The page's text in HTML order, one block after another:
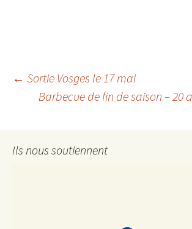
Navigation
articles
← Sortie Vosges le 17 mai
Barbecue de fin de saison – 20
Ils nous soutiennent